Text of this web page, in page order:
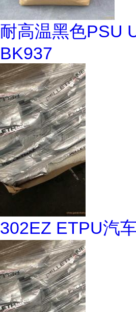
耐高温黑色PSU
BK937
302EZ ETPU汽